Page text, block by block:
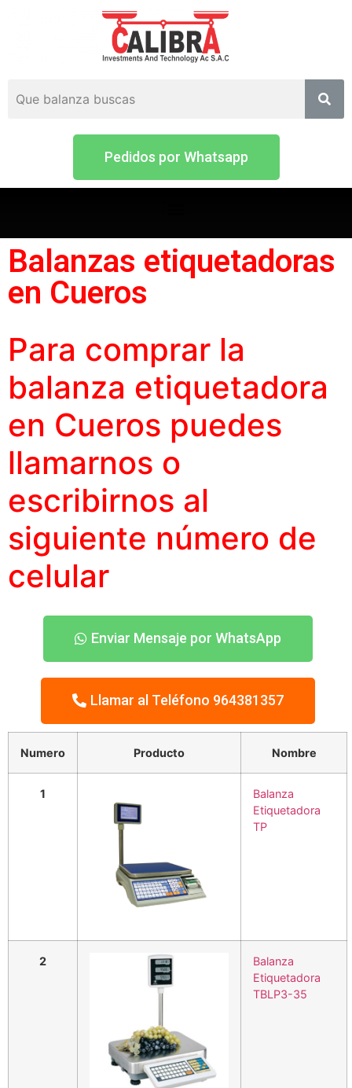
Pedidos por Whatsapp
Balanzas etiquetadoras
en Cueros
Para comprar la
balanza etiquetadora
en Cueros puedes
llamarnos o
escribirnos al
siguiente número de
celular
Enviar Mensaje por WhatsApp
Llamar al Teléfono 964381357
Numero Producto Nombre
1
Balanza
Etiquetadora
TP
2
Balanza
Etiquetadora
TBLP3-35